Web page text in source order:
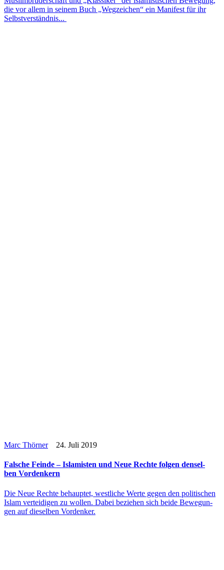
die vor allem in seinem Buch „Weg­zei­chen“ ein Mani­fest für ihr
Selbstverständnis...
Marc Thörner24. Juli 2019
Falsche Feinde – Isla­mis­ten und Neue Rechte folgen den­sel­
ben Vordenkern
Die Neue Rechte behaup­tet, west­li­che Werte gegen den poli­ti­schen
Islam ver­tei­di­gen zu wollen. Dabei bezie­hen sich beide Bewe­gun­
gen auf die­sel­ben Vordenker.